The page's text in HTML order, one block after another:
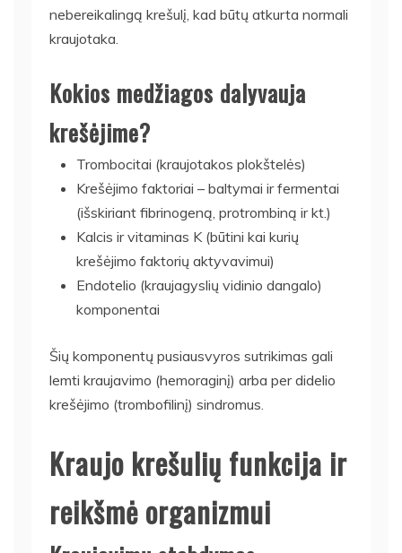
nebereikalingą krešulį, kad būtų atkurta normali
kraujotaka.
Kokios medžiagos dalyvauja
krešėjime?
Trombocitai (kraujotakos plokštelės)
Krešėjimo faktoriai – baltymai ir fermentai
(išskiriant fibrinogeną, protrombiną ir kt.)
Kalcis ir vitaminas K (būtini kai kurių
krešėjimo faktorių aktyvavimui)
Endotelio (kraujagyslių vidinio dangalo)
komponentai
Šių komponentų pusiausvyros sutrikimas gali
lemti kraujavimo (hemoraginį) arba per didelio
krešėjimo (trombofilinį) sindromus.
Kraujo krešulių funkcija ir
reikšmė organizmui